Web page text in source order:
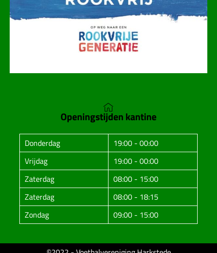
Openingstijden kantine
Donderdag
19:00 - 00:00
Vrijdag
19:00 - 00:00
Zaterdag
08:00 - 15:00
Zaterdag
08:00 - 18:15
Zondag
09:00 - 15:00